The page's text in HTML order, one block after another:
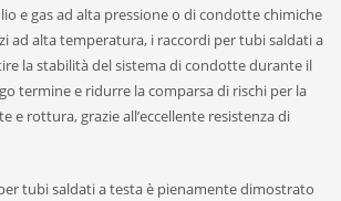
e gas ad alta pressione o di condotte chimiche
ad alta temperatura, i raccordi per tubi saldati a
la stabilità del sistema di condotte durante il
termine e ridurre la comparsa di rischi per la
e rottura, grazie all’eccellente resistenza di
tubi saldati a testa è pienamente dimostrato